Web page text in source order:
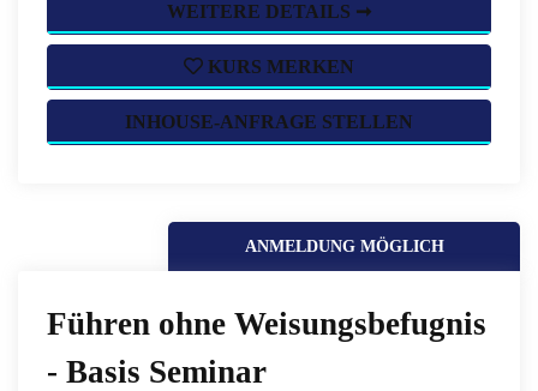
WEITERE DETAILS ➞
KURS MERKEN
INHOUSE-ANFRAGE STELLEN
ANMELDUNG MÖGLICH
Führen ohne Weisungsbefugnis
- Basis Seminar